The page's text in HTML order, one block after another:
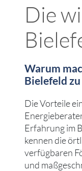
Die
Warum
Bielefeld zu
Die Vorteile
Erfahrung im
kennen die
verfügbaren
und